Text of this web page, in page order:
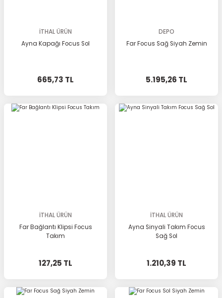
İTHAL ÜRÜN
Ayna Kapağı Focus Sol
665,73 TL
DEPO
Far Focus Sağ Siyah Zemin
5.195,26 TL
İTHAL ÜRÜN
Far Bağlantı Klipsi Focus
Takım
127,25 TL
İTHAL ÜRÜN
Ayna Sinyali Takım Focus
Sağ Sol
1.210,39 TL